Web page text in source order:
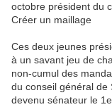
octobre président du
Créer un maillage
Ces deux jeunes
à un savant jeu de
non-cumul des
du conseil général de
devenu sénateur le